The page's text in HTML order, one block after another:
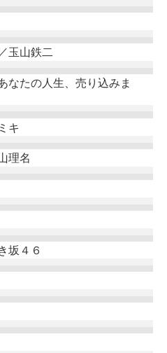
玉山鉄二
なたの人生、売り込みま
キ
理名
坂４６